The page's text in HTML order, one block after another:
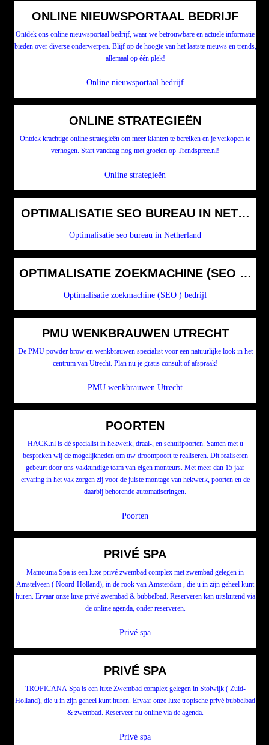
ONLINE NIEUWSPORTAAL BEDRIJF
Ontdek ons online nieuwsportaal bedrijf, waar we betrouwbare en actuele informatie
bieden over diverse onderwerpen. Blijf op de hoogte van het laatste nieuws en trends,
allemaal op één plek!
Online nieuwsportaal bedrijf
ONLINE STRATEGIEËN
Ontdek krachtige online strategieën om meer klanten te bereiken en je verkopen te
verhogen. Start vandaag nog met groeien op Trendspree.nl!
Online strategieën
OPTIMALISATIE SEO BUREAU IN
Optimalisatie seo bureau in Netherland
OPTIMALISATIE ZOEKMACHINE (SEO )
Optimalisatie zoekmachine (SEO ) bedrijf
PMU WENKBRAUWEN UTRECHT
De PMU powder brow en wenkbrauwen specialist voor een natuurlijke look in het
centrum van Utrecht. Plan nu je gratis consult of afspraak!
PMU wenkbrauwen Utrecht
POORTEN
HACK.nl is dé specialist in hekwerk, draai-, en schuifpoorten. Samen met u
bespreken wij de mogelijkheden om uw droompoort te realiseren. Dit realiseren
gebeurt door ons vakkundige team van eigen monteurs. Met meer dan 15 jaar
ervaring in het vak zorgen zij voor de juiste montage van hekwerk, poorten en de
daarbij behorende automatiseringen.
Poorten
PRIVÉ SPA
Mamounia Spa is een luxe privé zwembad complex met zwembad gelegen in
Amstelveen ( Noord-Holland), in de rook van Amsterdam , die u in zijn geheel kunt
huren. Ervaar onze luxe privé zwembad & bubbelbad. Reserveren kan uitsluitend via
de online agenda, onder reserveren.
Privé spa
PRIVÉ SPA
TROPICANA Spa is een luxe Zwembad complex gelegen in Stolwijk ( Zuid-
Holland), die u in zijn geheel kunt huren. Ervaar onze luxe tropische privé bubbelbad
& zwembad. Reserveer nu online via de agenda.
Privé spa